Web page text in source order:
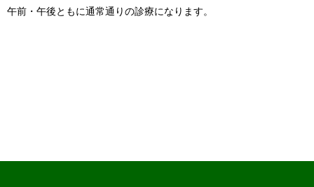
午前・午後ともに通常通りの診療になります。